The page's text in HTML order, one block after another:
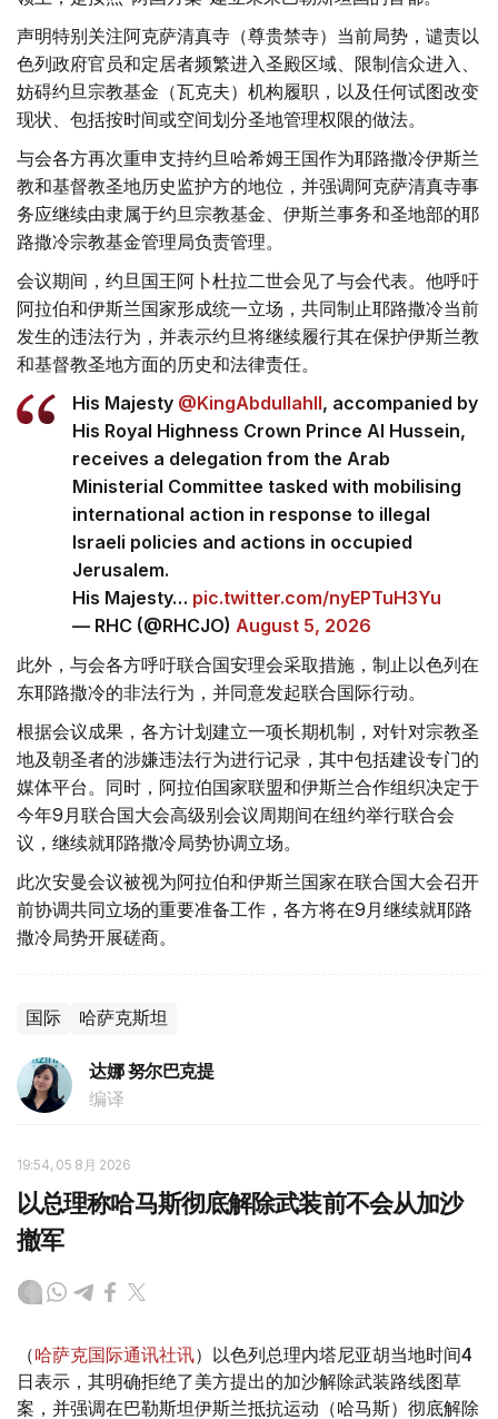
声明特别关注阿克萨清真寺（尊贵禁寺）当前局势，谴责以
色列政府官员和定居者频繁进入圣殿区域、限制信众进入、
妨碍约旦宗教基金（瓦克夫）机构履职，以及任何试图改变
现状、包括按时间或空间划分圣地管理权限的做法。
与会各方再次重申支持约旦哈希姆王国作为耶路撒冷伊斯兰
教和基督教圣地历史监护方的地位，并强调阿克萨清真寺事
务应继续由隶属于约旦宗教基金、伊斯兰事务和圣地部的耶
路撒冷宗教基金管理局负责管理。
会议期间，约旦国王阿卜杜拉二世会见了与会代表。他呼吁
阿拉伯和伊斯兰国家形成统一立场，共同制止耶路撒冷当前
发生的违法行为，并表示约旦将继续履行其在保护伊斯兰教
和基督教圣地方面的历史和法律责任。
His Majesty @KingAbdullahII, accompanied by
His Royal Highness Crown Prince Al Hussein,
receives a delegation from the Arab
Ministerial Committee tasked with mobilising
international action in response to illegal
Israeli policies and actions in occupied
Jerusalem.
His Majesty… pic.twitter.com/nyEPTuH3Yu
— RHC (@RHCJO) August 5, 2026
此外，与会各方呼吁联合国安理会采取措施，制止以色列在
东耶路撒冷的非法行为，并同意发起联合国际行动。
根据会议成果，各方计划建立一项长期机制，对针对宗教圣
地及朝圣者的涉嫌违法行为进行记录，其中包括建设专门的
媒体平台。同时，阿拉伯国家联盟和伊斯兰合作组织决定于
今年9月联合国大会高级别会议周期间在纽约举行联合会
议，继续就耶路撒冷局势协调立场。
此次安曼会议被视为阿拉伯和伊斯兰国家在联合国大会召开
前协调共同立场的重要准备工作，各方将在9月继续就耶路
撒冷局势开展磋商。
国际 哈萨克斯坦
达娜 努尔巴克提
编译
19:54, 05 8月 2026
以总理称哈马斯彻底解除武装前不会从加沙
撤军
（哈萨克国际通讯社讯）以色列总理内塔尼亚胡当地时间4
日表示，其明确拒绝了美方提出的加沙解除武装路线图草
案，并强调在巴勒斯坦伊斯兰抵抗运动（哈马斯）彻底解除